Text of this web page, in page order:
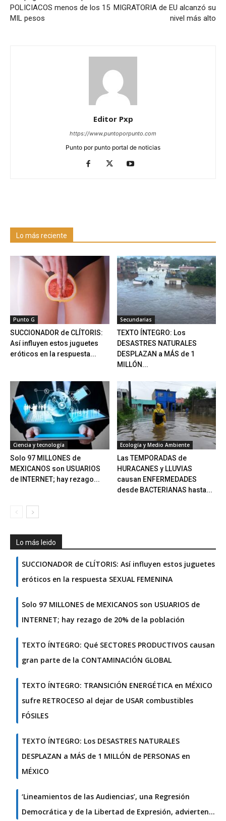
POLICIACOS menos de los 15
MIL pesos
MIGRATORIA de EU alcanzó su
nivel más alto
Editor Pxp
https://www.puntoporpunto.com
Punto por punto portal de noticias
Lo más reciente
Punto G
SUCCIONADOR de CLÍTORIS:
Así influyen estos juguetes
eróticos en la respuesta...
Secundarias
TEXTO ÍNTEGRO: Los
DESASTRES NATURALES
DESPLAZAN a MÁS de 1
MILLÓN...
Ciencia y tecnología
Solo 97 MILLONES de
MEXICANOS son USUARIOS
de INTERNET; hay rezago...
Ecología y Medio Ambiente
Las TEMPORADAS de
HURACANES y LLUVIAS
causan ENFERMEDADES
desde BACTERIANAS hasta...
Lo más leido
SUCCIONADOR de CLÍTORIS: Así influyen estos juguetes
eróticos en la respuesta SEXUAL FEMENINA
Solo 97 MILLONES de MEXICANOS son USUARIOS de
INTERNET; hay rezago de 20% de la población
TEXTO ÍNTEGRO: Qué SECTORES PRODUCTIVOS causan
gran parte de la CONTAMINACIÓN GLOBAL
TEXTO ÍNTEGRO: TRANSICIÓN ENERGÉTICA en MÉXICO
sufre RETROCESO al dejar de USAR combustibles
FÓSILES
TEXTO ÍNTEGRO: Los DESASTRES NATURALES
DESPLAZAN a MÁS de 1 MILLÓN de PERSONAS en
MÉXICO
‘Lineamientos de las Audiencias’, una Regresión
Democrática y de la Libertad de Expresión, advierten…